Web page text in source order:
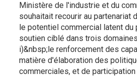
Ministère de l'industrie et du
souhaitait recourir au partenariat
le potentiel commercial latent du
soutien ciblé dans trois
i)&nbsp;le renforcement des
matière d'élaboration des
commerciales, et de